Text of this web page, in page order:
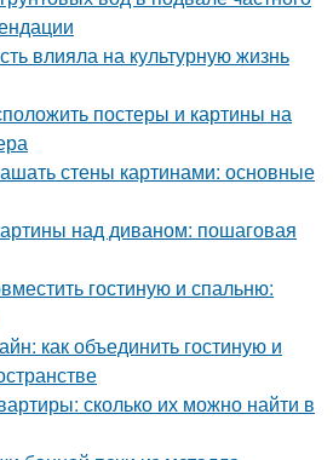
влияла на культурную жизнь
постеры и картины на
стены картинами: основные
над диваном: пошаговая
гостиную и спальню:
как объединить гостиную и
сколько их можно найти в